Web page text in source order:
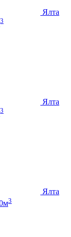
Ялта
3
Ялта
3
Ялта
3